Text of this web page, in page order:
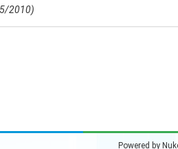
2010)
Powered by